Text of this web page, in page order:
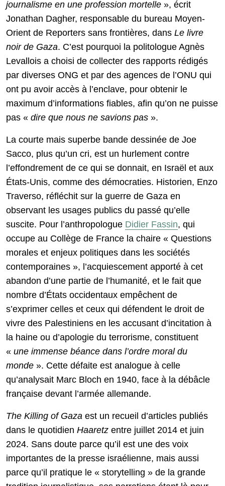
journalisme en une profession mortelle », écrit
Jonathan Dagher, responsable du bureau Moyen-
Orient de Reporters sans frontières, dans Le livre
noir de Gaza. C’est pourquoi la politologue Agnès
Levallois a choisi de collecter des rapports rédigés
par diverses ONG et par des agences de l’ONU qui
ont pu avoir accès à l’enclave, pour obtenir le
maximum d’informations fiables, afin qu’on ne puisse
pas « dire que nous ne savions pas ».
La courte mais superbe bande dessinée de Joe
Sacco, plus qu’un cri, est un hurlement contre
l’effondrement de ce qui se donnait, en Israël et aux
États-Unis, comme des démocraties. Historien, Enzo
Traverso, réfléchit sur la guerre de Gaza en
observant les usages publics du passé qu’elle
suscite. Pour l’anthropologue Didier Fassin, qui
occupe au Collège de France la chaire « Questions
morales et enjeux politiques dans les sociétés
contemporaines », l’acquiescement apporté à cet
abandon d’une partie de l’humanité, et le fait que
nombre d’États occidentaux empêchent de
s’exprimer celles et ceux qui défendent le droit de
vivre des Palestiniens en les accusant d’incitation à
la haine ou d’apologie du terrorisme, constituent
« une immense béance dans l’ordre moral du
monde ». Cette défaite est analogue à celle
qu’analysait Marc Bloch en 1940, face à la débâcle
française devant l’armée allemande.
The Killing of Gaza est un recueil d’articles publiés
dans le quotidien Haaretz entre juillet 2014 et juin
2024. Sans doute parce qu’il est une des voix
importantes de la presse israélienne, mais aussi
parce qu’il pratique le « storytelling » de la grande